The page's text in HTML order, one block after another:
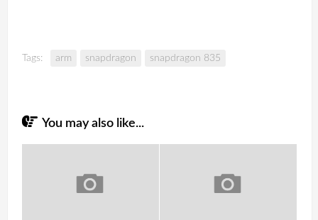
Tags: arm snapdragon snapdragon 835
You may also like...